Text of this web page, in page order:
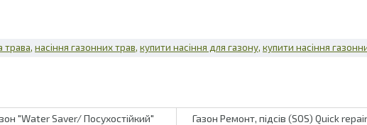
трава насіння газонних трав купити насіння для газону купити насіння
"Water Saver/ Посухостійкий"
Газон Ремонт, підсів (SOS) Quick repair